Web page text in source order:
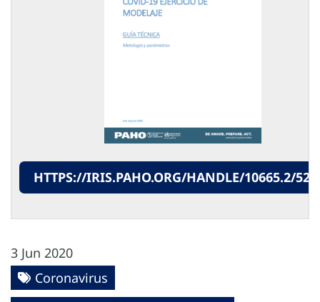
HTTPS://IRIS.PAHO.ORG/HANDLE/10665.2/
3 Jun 2020
Coronavirus